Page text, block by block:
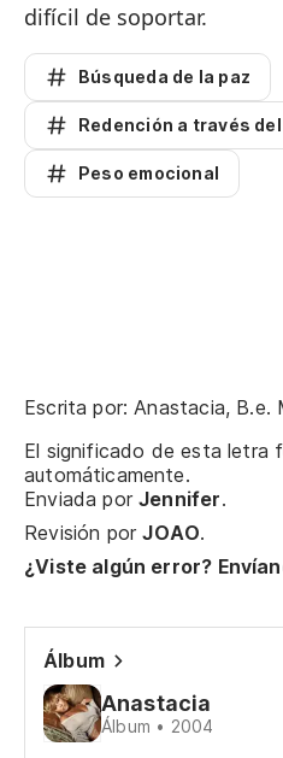
difícil de soportar.
Búsqueda de la paz
Redención a través
Peso emocional
Escrita por: Anastacia, B.e.
El significado de esta letra
automáticamente.
Enviada porJennifer.
Revisión porJOAO.
¿Viste algún error?
Álbum
Anastacia
Álbum • 2004